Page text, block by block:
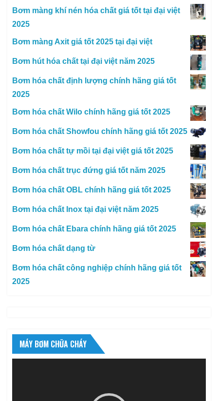
Bơm màng khí nén hóa chất giá tốt tại đại việt
2025
Bơm màng Axit giá tốt 2025 tại đại việt
Bơm hút hóa chất tại đại việt năm 2025
Bơm hóa chất định lượng chính hãng giá tốt
2025
Bơm hóa chất Wilo chính hãng giá tốt 2025
Bơm hóa chất Showfou chính hãng giá tốt 2025
Bơm hóa chất tự mồi tại đại việt giá tốt 2025
Bơm hóa chất trục đứng giá tốt năm 2025
Bơm hóa chất OBL chính hãng giá tốt 2025
Bơm hóa chất Inox tại đại việt năm 2025
Bơm hóa chất Ebara chính hãng giá tốt 2025
Bơm hóa chất dạng từ
Bơm hóa chất công nghiệp chính hãng giá tốt
2025
MÁY BƠM CHỮA CHÁY